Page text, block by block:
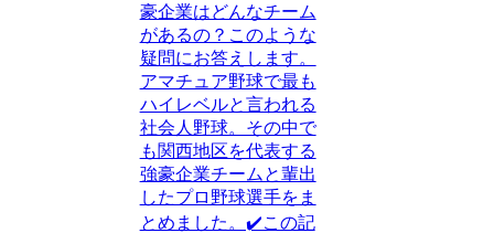
豪企業はどんなチーム
があるの？このような
疑問にお答えします。
アマチュア野球で最も
ハイレベルと言われる
社会人野球。その中で
も関西地区を代表する
強豪企業チームと輩出
したプロ野球選手をま
とめました。✔️この記